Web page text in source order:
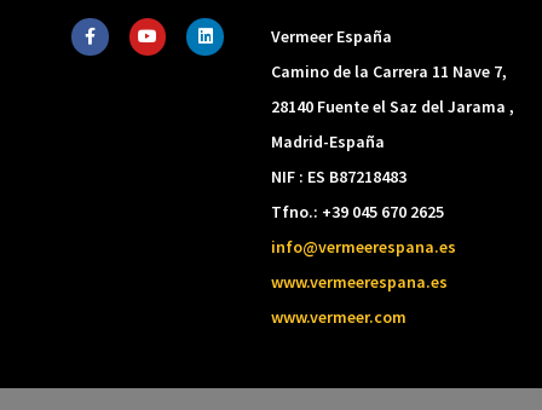
F
a
c
Y
o
u
L
i
n
Vermeer España
Camino de la Carrera 11 Nave 7,
28140 Fuente el Saz del Jarama ,
Madrid-España
NIF : ES B87218483
Tfno.: +39 045 670 2625
info@vermeerespana.es
www.vermeerespana.es
www.vermeer.com